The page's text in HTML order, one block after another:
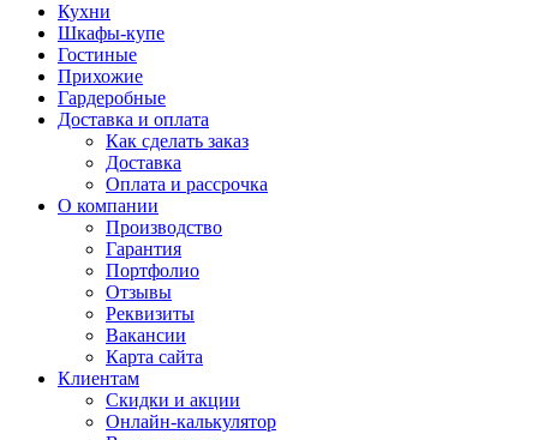
Кухни
Шкафы-купе
Гостиные
Прихожие
Гардеробные
Доставка и оплата
Как сделать заказ
Доставка
Оплата и рассрочка
О компании
Производство
Гарантия
Портфолио
Отзывы
Реквизиты
Вакансии
Карта сайта
Клиентам
Скидки и акции
Онлайн-калькулятор